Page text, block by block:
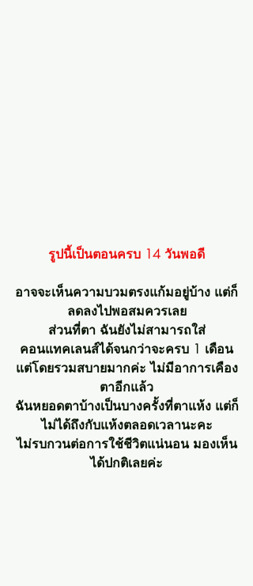
รูปนี้เป็นตอนครบ 14 วันพอดี
อาจจะเห็นความบวมตรงแก้มอยู่บ้าง แต่ก็
ลดลงไปพอสมควรเลย
ส่วนที่ตา ฉันยังไม่สามารถใส่
คอนแทคเลนส์ได้จนกว่าจะครบ 1 เดือน
แต่โดยรวมสบายมากค่ะ ไม่มีอาการเคือง
ตาอีกแล้ว
ฉันหยอดตาบ้างเป็นบางครั้งที่ตาแห้ง แต่ก็
ไม่ได้ถึงกับแห้งตลอดเวลานะคะ
ไม่รบกวนต่อการใช้ชีวิตแน่นอน มองเห็น
ได้ปกติเลยค่ะ